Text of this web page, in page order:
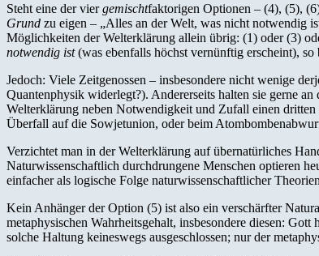
Steht eine der viergemischtfaktorigen Optionen – (4), (5),
Grund zu eigen – „Alles an der Welt, was nicht notwendig
Möglichkeiten der Welterklärung allein übrig: (1) oder (3)
notwendig ist(was ebenfalls höchst vernünftig erscheint),
Jedoch: Viele Zeitgenossen – insbesondere nicht wenige
Quantenphysik widerlegt?). Andererseits halten sie gerne
Welterklärung neben Notwendigkeit und Zufall einen dritten
Überfall auf die Sowjetunion, oder beim
Verzichtet man in der Welterklärung auf übernatürliches
Naturwissenschaftlich durchdrungene Menschen optieren
einfacher als logische Folge naturwissenschaftlicher
Kein Anhänger der Option (5) ist also ein verschärfter
metaphysischen Wahrheitsgehalt, insbesondere diesen:
solche Haltung keineswegs ausgeschlossen; nur der